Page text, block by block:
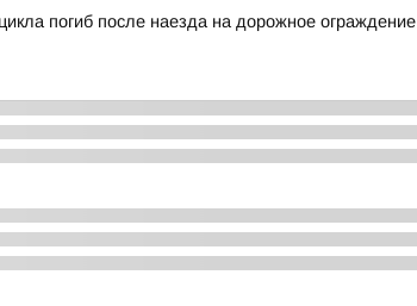
погиб после наезда на дорожное ограждение